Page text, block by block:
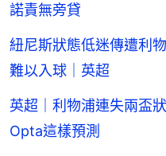
諾責無旁貸
紐尼斯狀態低迷傳遭利
難以入球｜英超
英超｜利物浦連失兩盃
Opta這樣預測